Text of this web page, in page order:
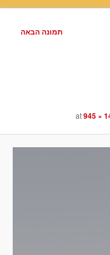
תמונה הבאה
945 ×